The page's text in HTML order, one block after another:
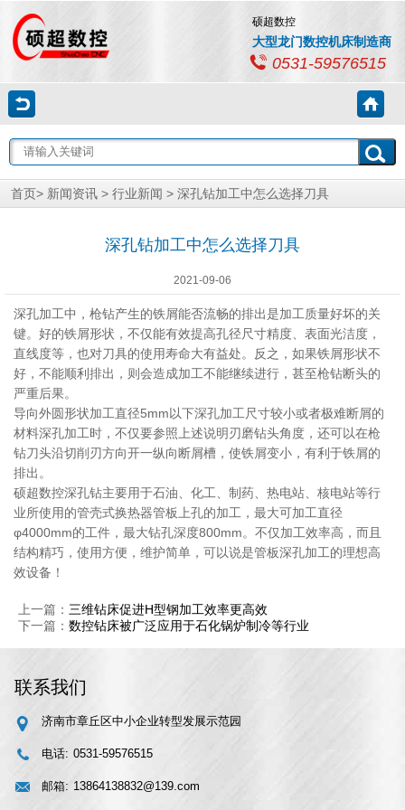
硕超数控
大型龙门数控机床制造商
0531-59576515
首页> 新闻资讯 > 行业新闻 > 深孔钻加工中怎么选择刀具
深孔钻加工中怎么选择刀具
2021-09-06
深孔加工中，枪钻产生的铁屑能否流畅的排出是加工质量好坏的关
键。好的铁屑形状，不仅能有效提高孔径尺寸精度、表面光洁度，
直线度等，也对刀具的使用寿命大有益处。反之，如果铁屑形状不
好，不能顺利排出，则会造成加工不能继续进行，甚至枪钻断头的
严重后果。
导向外圆形状加工直径5mm以下深孔加工尺寸较小或者极难断屑的
材料深孔加工时，不仅要参照上述说明刃磨钻头角度，还可以在枪
钻刀头沿切削刃方向开一纵向断屑槽，使铁屑变小，有利于铁屑的
排出。
硕超数控深孔钻主要用于石油、化工、制药、热电站、核电站等行
业所使用的管壳式换热器管板上孔的加工，最大可加工直径
φ4000mm的工件，最大钻孔深度800mm。不仅加工效率高，而且
结构精巧，使用方便，维护简单，可以说是管板深孔加工的理想高
效设备！
上一篇： 三维钻床促进H型钢加工效率更高效
下一篇： 数控钻床被广泛应用于石化锅炉制冷等行业
联系我们
济南市章丘区中小企业转型发展示范园
电话: 0531-59576515
邮箱: 13864138832@139.com